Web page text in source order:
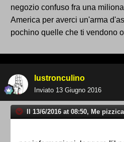
negozio confuso fra una
America per averci un'arma
pochino quelle che ti vendono
lustronculino
Inviato 13 Giugno 2016
Il 13/6/2016 at 08:50, Me